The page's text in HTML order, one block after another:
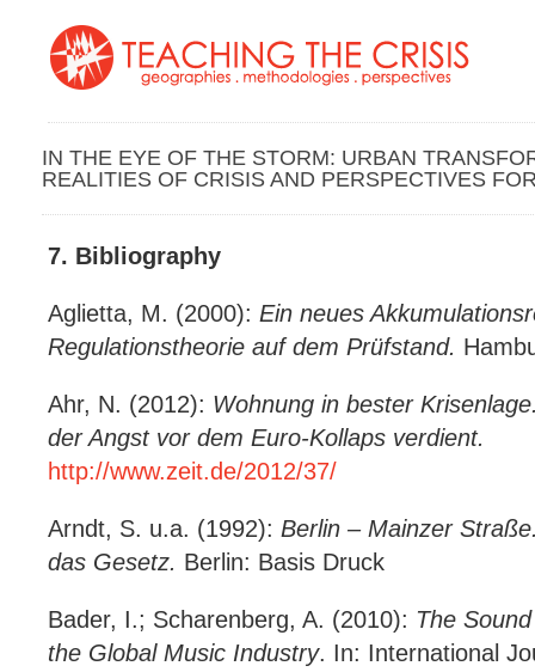
IN THE EYE OF THE STORM: URBAN
REALITIES OF CRISIS AND PERSPECTIVES
7. Bibliography
Aglietta, M. (2000): Ein neues
Regulationstheorie auf dem Prüfstand.
Ahr, N. (2012): Wohnung in bester
der Angst vor dem Euro-Kollaps verdient.
http://www.zeit.de/2012/37/
Arndt, S. u.a. (1992): Berlin – Mainzer
das Gesetz. Berlin: Basis Druck
Bader, I.; Scharenberg, A. (2010): The
the Global Music Industry. In: International